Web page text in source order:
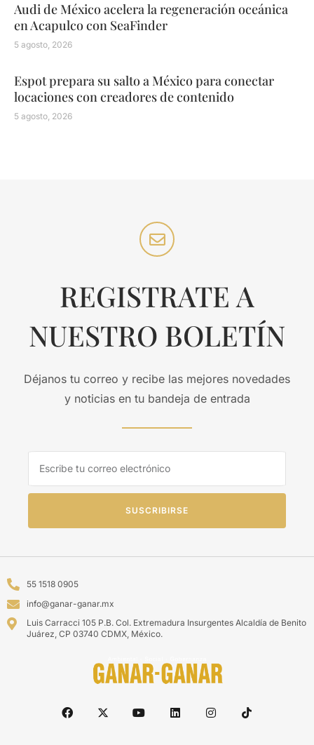
Audi de México acelera la regeneración oceánica
en Acapulco con SeaFinder
5 agosto, 2026
Espot prepara su salto a México para conectar
locaciones con creadores de contenido
5 agosto, 2026
REGISTRATE A
NUESTRO BOLETÍN
Déjanos tu correo y recibe las mejores novedades
y noticias en tu bandeja de entrada
SUSCRIBIRSE
55 1518 0905
info@ganar-ganar.mx
Luis Carracci 105 P.B. Col. Extremadura Insurgentes Alcaldía de Benito
Juárez, CP 03740 CDMX, México.